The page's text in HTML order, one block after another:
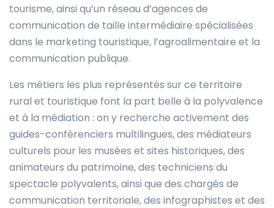
tourisme, ainsi qu’un réseau d’agences de
communication de taille intermédiaire spécialisées
dans le marketing touristique, l’agroalimentaire et la
communication publique.
Les métiers les plus représentés sur ce territoire
rural et touristique font la part belle à la polyvalence
et à la médiation : on y recherche activement des
guides-conférenciers multilingues, des médiateurs
culturels pour les musées et sites historiques, des
animateurs du patrimoine, des techniciens du
spectacle polyvalents, ainsi que des chargés de
communication territoriale, des infographistes et des